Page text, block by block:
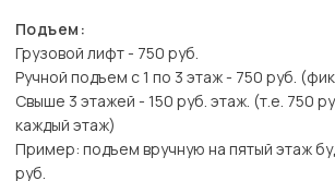
Подъем:
Грузовой лифт - 750 руб.
Ручной подъем с 1 по 3 этаж - 750 руб.
Свыше 3 этажей - 150 руб. этаж. (т.е. 750
каждый этаж)
Пример: подъем вручную на пятый этаж
руб.